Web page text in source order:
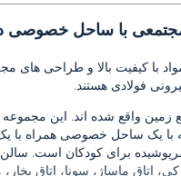
با ساحل خصوصی در
با کیفیت بالا و طراحی های
فولادی هستند.
اتاق ماساژ، سونا، اتاق